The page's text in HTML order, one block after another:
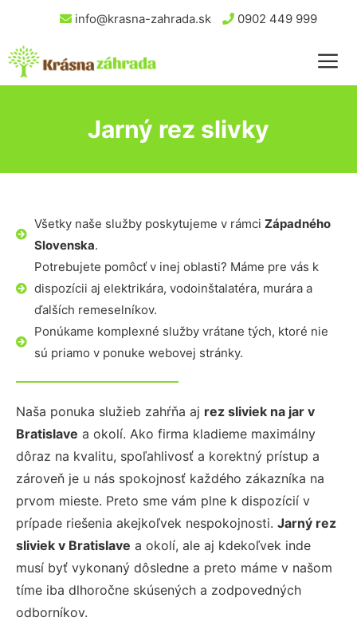
info@krasna-zahrada.sk 0902 449 999
Jarný rez slivky
Všetky naše služby poskytujeme v rámci Západného
Slovenska.
Potrebujete pomôcť v inej oblasti? Máme pre vás k
dispozícii aj elektrikára, vodoinštalatéra, murára a
ďalších remeselníkov.
Ponúkame komplexné služby vrátane tých, ktoré nie
sú priamo v ponuke webovej stránky.
Naša ponuka služieb zahŕňa aj rez sliviek na jar v
Bratislave a okolí. Ako firma kladieme maximálny
dôraz na kvalitu, spoľahlivosť a korektný prístup a
zároveň je u nás spokojnosť každého zákazníka na
prvom mieste. Preto sme vám plne k dispozícií v
prípade riešenia akejkoľvek nespokojnosti. Jarný rez
sliviek v Bratislave a okolí, ale aj kdekoľvek inde
musí byť vykonaný dôsledne a preto máme v našom
tíme iba dlhoročne skúsených a zodpovedných
odborníkov.